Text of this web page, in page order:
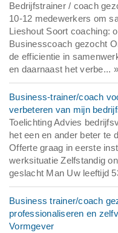
Bedrijfstrainer / coach
10-12 medewerkers om
Lieshout Soort coaching:
Businesscoach gezocht
de efficientie in
en daarnaast het verbe... »
Business-trainer/coach
verbeteren van mijn
Toelichting Advies
het een en ander beter te
Offerte graag in eerste
werksituatie Zelfstandig
geslacht Man Uw leeftijd
Business trainer/coach
professionaliseren en
Vormgever